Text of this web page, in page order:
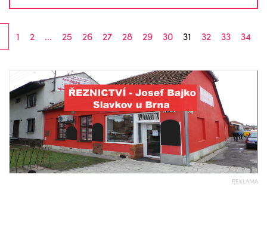
1 2 ... 25 26 27 28 29 30 31 32 33 34
REKLAMA